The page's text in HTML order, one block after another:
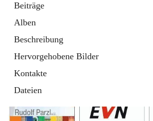
Beiträge
Alben
Beschreibung
Hervorgehobene Bilder
Kontakte
Dateien
Festival Sponsoren